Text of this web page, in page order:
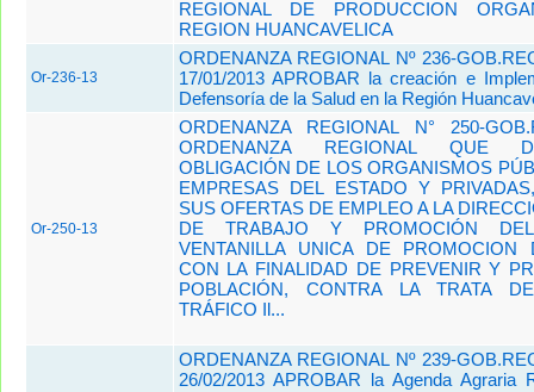
REGIONAL DE PRODUCCION
REGION HUANCAVELICA
Or-236-13
ORDENANZA REGIONAL Nº 236-
17/01/2013 APROBAR la creación e
Defensoría de la Salud en la Región
Or-250-13
ORDENANZA REGIONAL N° 250-
ORDENANZA REGIONAL QUE
OBLIGACIÓN DE LOS ORGANISMOS
EMPRESAS DEL ESTADO Y
SUS OFERTAS DE EMPLEO A LA
DE TRABAJO Y PROMOCIÓN
VENTANILLA UNICA DE PROMOCION
CON LA FINALIDAD DE PREVENIR Y
POBLACIÓN, CONTRA LA TRATA
TRÁFICO Il...
ORDENANZA REGIONAL Nº 239-
26/02/2013 APROBAR la Agenda Agraria